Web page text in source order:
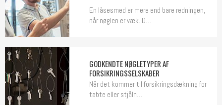
En låsesmed er mere end bare redningen,
når nøglen er væk. D…
GODKENDTE NØGLETYPER AF
FORSIKRINGSSELSKABER
Når det kommer til forsikringsdækning for
tabte eller stjåln…